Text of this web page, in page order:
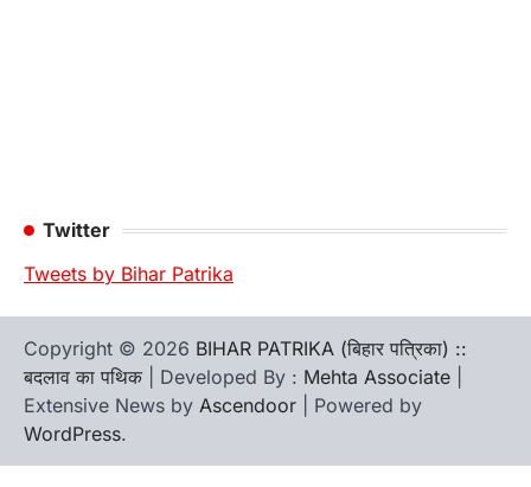
Twitter
Tweets by Bihar Patrika
Copyright © 2026 BIHAR PATRIKA (बिहार पत्रिका) ::
बदलाव का पथिक | Developed By : Mehta Associate
Extensive News by Ascendoor | Powered by
WordPress.